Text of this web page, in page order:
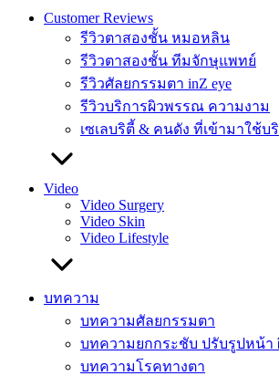
Customer Reviews
รีวิวตาสองชั้น หมอหลิน
รีวิวตาสองชั้น ทีมจักษุแพทย์
รีวิวศัลยกรรมตา inZ eye
รีวิวบริการผิวพรรณ ความงาม
เซเลบริตี้ & คนดัง ที่เข้ามาใช้บ
Video
Video Surgery
Video Skin
Video Lifestyle
บทความ
บทความศัลยกรรมตา
บทความยกกระชับ ปรับรูปหน้า
บทความโรคทางตา